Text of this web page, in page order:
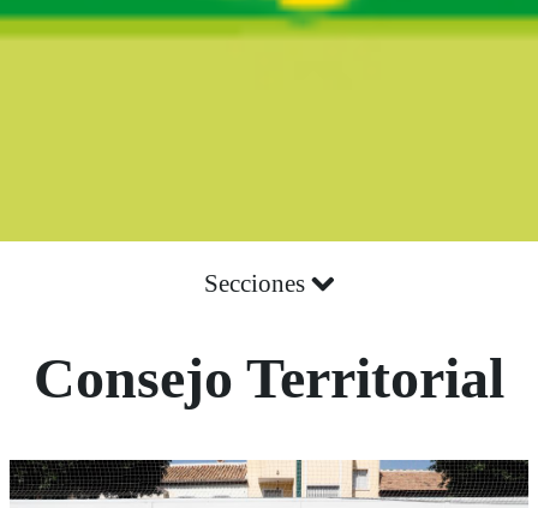
Secciones
Consejo Territorial